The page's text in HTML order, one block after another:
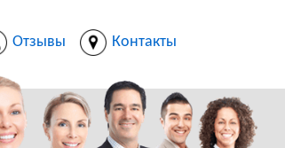
Отзывы Контакты